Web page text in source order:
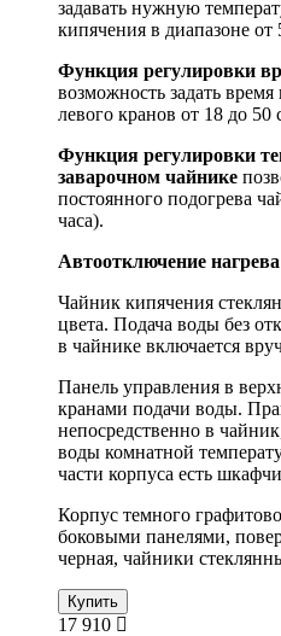
задавать нужную
кипячения в диапазоне от
Функция регулировки
возможность задать
левого кранов от 18 до 50
Функция регулировки
заварочном чайнике
постоянного подогрева
часа).
Автоотключение
Чайник кипячения
цвета. Подача воды без
в чайнике включается
Панель управления в
кранами подачи воды.
непосредственно в
воды комнатной
части корпуса есть
Корпус темного
боковыми панелями,
черная, чайники
Купить
17 910